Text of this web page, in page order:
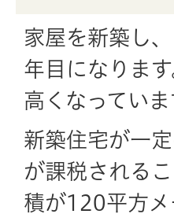
家屋を新築し
年目になりま
高くなってい
新築住宅が一
が課税される
積が120平方